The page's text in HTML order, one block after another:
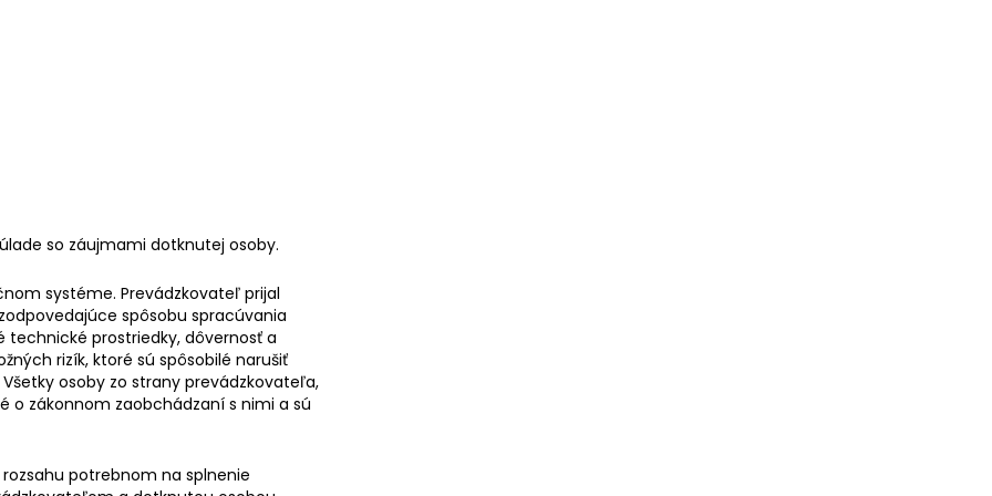
so záujmami dotknutej osoby.
systéme. Prevádzkovateľ prijal
spôsobu spracúvania
prostriedky, dôvernosť a
rizík, ktoré sú spôsobilé narušiť
osoby zo strany prevádzkovateľa,
o zákonnom zaobchádzaní s nimi a sú
potrebnom na splnenie